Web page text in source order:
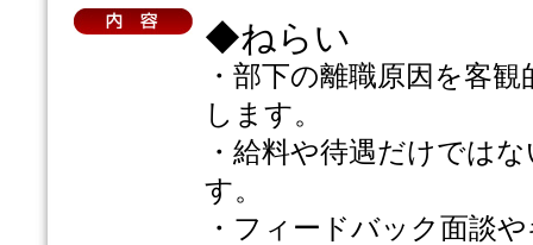
◆ねらい
・部下の離職原因を客
します。
・給料や待遇だけでは
す。
・フィードバック面談